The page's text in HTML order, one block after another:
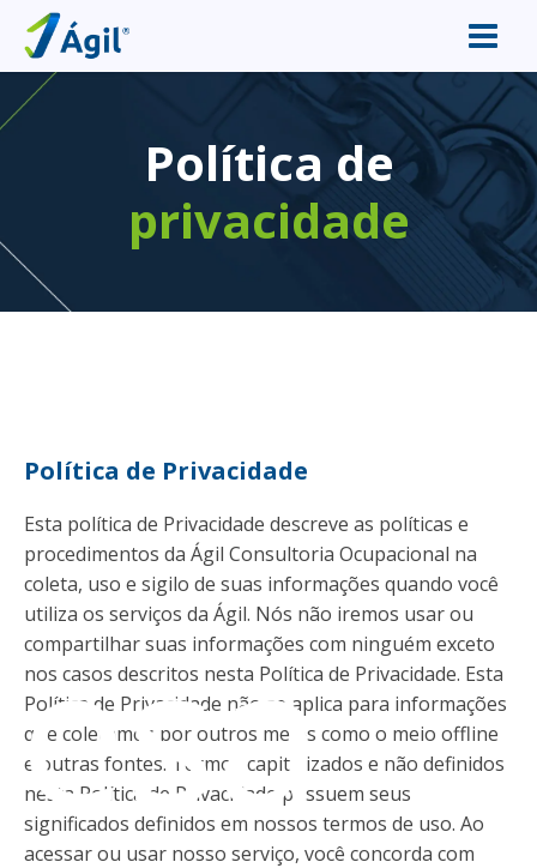
Política de
privacidade
Política de Privacidade
Esta política de Privacidade descreve as políticas e
procedimentos da Ágil Consultoria Ocupacional na
coleta, uso e sigilo de suas informações quando você
utiliza os serviços da Ágil. Nós não iremos usar ou
compartilhar suas informações com ninguém exceto
nos casos descritos nesta Política de Privacidade. Esta
Política de Privacidade não se aplica para informações
que coletamos por outros meios como o meio offline
e outras fontes. Termos capitalizados e não definidos
nesta Política de Privacidade possuem seus
significados definidos em nossos termos de uso. Ao
acessar ou usar nosso serviço, você concorda com